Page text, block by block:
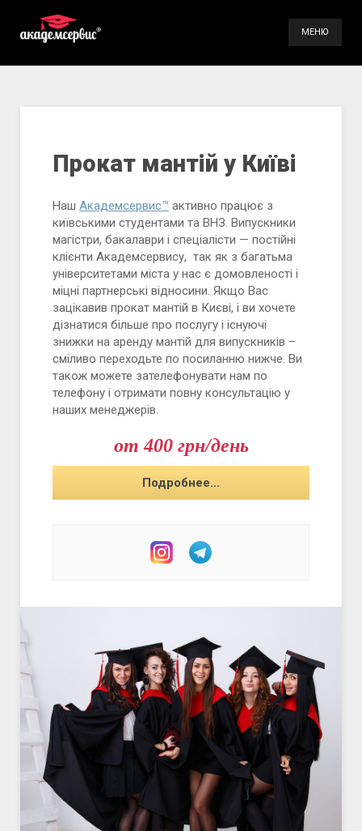
(098) 896-70-93
(099) 491-66-84
МЕНЮ
Прокат мантій у Київі
Наш Академсервис™ активно працює з
київськими студентами та ВНЗ. Випускники
магістри, бакалаври і спеціалісти — постійні
клієнти Академсервису, так як з багатьма
університетами міста у нас є домовленості і
міцні партнерські відносини. Якщо Вас
зацікавив прокат мантій в Києві, і ви хочете
дізнатися більше про послугу і існуючі
знижки на аренду мантій для випускників –
сміливо переходьте по посиланню нижче. Ви
також можете зателефонувати нам по
телефону і отримати повну консультацію у
наших менеджерів.
от 400 грн/день
Подробнее...